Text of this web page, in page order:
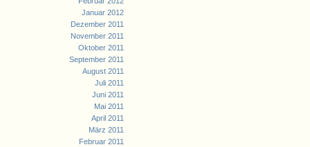
Januar 2012
Dezember 2011
November 2011
Oktober 2011
September 2011
August 2011
Juli 2011
Juni 2011
Mai 2011
April 2011
März 2011
Februar 2011